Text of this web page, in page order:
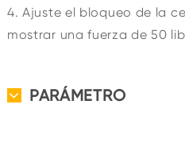
4. Ajuste el bloqueo de la
mostrar una fuerza de 50
PARÁMETRO